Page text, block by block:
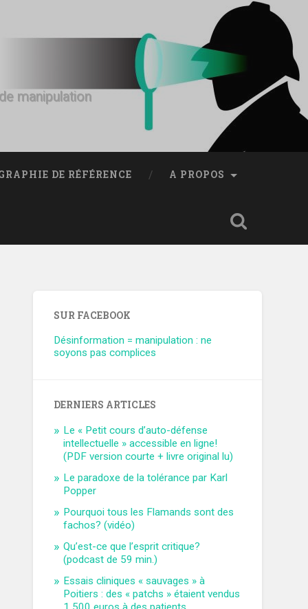
manipulation
DE RÉFÉRENCE A PROPOS
SUR FACEBOOK
Désinformation = manipulation : ne
soyons pas complices
DERNIERS ARTICLES
Le « Petit cours d’auto-défense
intellectuelle » accessible en ligne!
(PDF version courte + livre original lu)
Le paradoxe de la tolérance par Karl
Popper
Pourquoi tous les Flamands sont des
fachos? (vidéo)
Qu’est-ce que l’esprit critique?
(podcast de 59 min.)
Essais cliniques « sauvages » à
Poitiers : des « patchs » étaient vendus